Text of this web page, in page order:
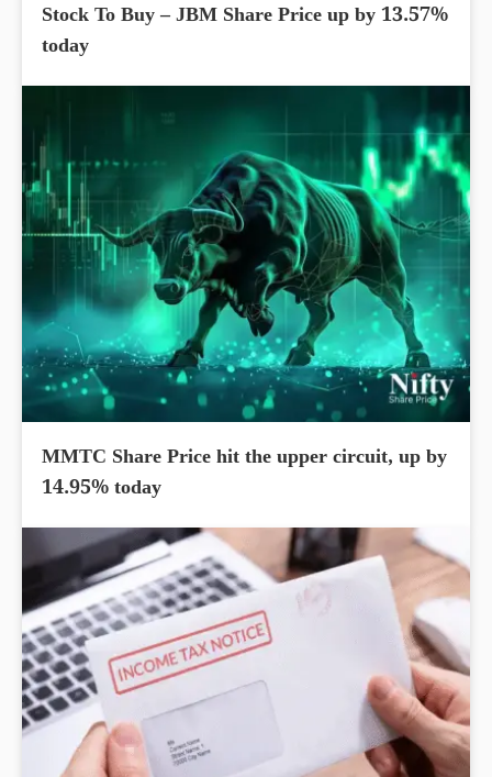
Stock To Buy – JBM Share Price up by 13.57%
today
MMTC Share Price hit the upper circuit, up by
14.95% today